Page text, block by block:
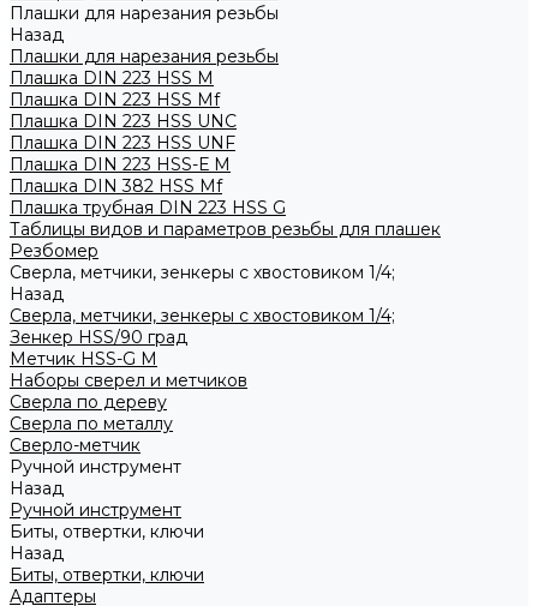
Плашки для нарезания резьбы
Назад
Плашки для нарезания резьбы
Плашка DIN 223 HSS M
Плашка DIN 223 HSS Mf
Плашка DIN 223 HSS UNC
Плашка DIN 223 HSS UNF
Плашка DIN 223 HSS-Е M
Плашка DIN 382 HSS Mf
Плашка трубная DIN 223 HSS G
Таблицы видов и параметров резьбы для плашек
Резбомер
Сверла, метчики, зенкеры с хвостовиком 1/4;
Назад
Сверла, метчики, зенкеры с хвостовиком 1/4;
Зенкер HSS/90 град
Метчик HSS-G М
Наборы сверел и метчиков
Сверла по дереву
Сверла по металлу
Сверло-метчик
Ручной инструмент
Назад
Ручной инструмент
Биты, отвертки, ключи
Назад
Биты, отвертки, ключи
Адаптеры